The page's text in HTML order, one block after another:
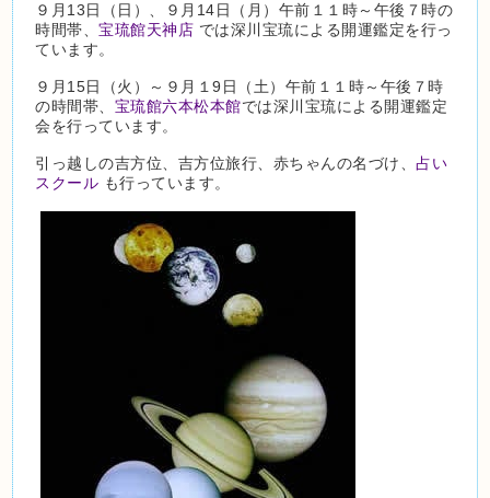
９月13日（日）、９月14日（月）午前１１時～午後７時の
時間帯、宝琉館天神店 では深川宝琉による開運鑑定を行っ
ています。
９月15日（火）～９月１9日（土）午前１１時～午後７時
の時間帯、 宝琉館六本松本館では深川宝琉による開運鑑定
会を行っています。
引っ越しの吉方位、吉方位旅行、赤ちゃんの名づけ、占い
スクール も行っています。